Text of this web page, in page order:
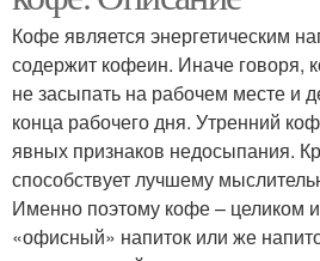
Кофе является энергетическим
содержит кофеин. Иначе говоря,
не засыпать на рабочем месте и
конца рабочего дня. Утренний
явных признаков недосыпания.
способствует лучшему
Именно поэтому кофе – целиком
«офисный» напиток или же